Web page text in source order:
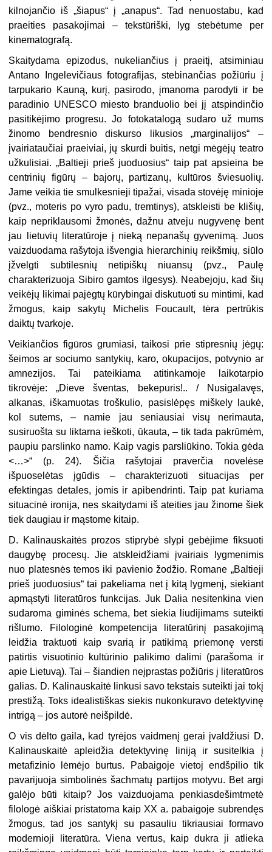
kilnojančio iš „šiapus“ į „anapus“. Tad nenuostabu, kad
praeities pasakojimai – tekstūriški, lyg stebėtume per
kinematografą.
Skaitydama epizodus, nukeliančius į praeitį, atsiminiau
Antano Ingelevičiaus fotografijas, stebinančias požiūriu į
tarpukario Kauną, kurį, pasirodo, įmanoma parodyti ir be
paradinio UNESCO miesto branduolio bei jį atspindinčio
pasitikėjimo progresu. Jo fotokatalogą sudaro už mums
žinomo bendresnio diskurso likusios „marginalijos“ –
įvairiataučiai praeiviai, jų skurdi buitis, netgi mėgėjų teatro
užkulisiai. „Baltieji prieš juoduosius“ taip pat apsieina be
centrinių figūrų – bajorų, partizanų, kultūros šviesuolių.
Jame veikia tie smulkesnieji tipažai, visada stovėję minioje
(pvz., moteris po vyro padu, tremtinys), atskleisti be klišių,
kaip nepriklausomi žmonės, dažnu atveju nugyvenę bent
jau lietuvių literatūroje į nieką nepanašų gyvenimą. Juos
vaizduodama rašytoja išvengia hierarchinių reikšmių, siūlo
įžvelgti subtilesnių netipiškų niuansų (pvz., Paulę
charakterizuoja Sibiro gamtos ilgesys). Neabejoju, kad šių
veikėjų likimai pajėgtų kūrybingai diskutuoti su mintimi, kad
žmogus, kaip sakytų Michelis Foucault, tėra pertrūkis
daiktų tvarkoje.
Veikiančios figūros grumiasi, taikosi prie stipresnių jėgų:
šeimos ar sociumo santykių, karo, okupacijos, potvynio ar
amnezijos. Tai pateikiama atitinkamoje laikotarpio
tikrovėje: „Dieve šventas, bekepuris!.. / Nusigalavęs,
alkanas, iškamuotas troškulio, pasislėpęs miškely laukė,
kol sutems, – namie jau seniausiai visų nerimauta,
susiruošta su liktarna ieškoti, ūkauta, – tik tada pakrūmėm,
paupiu parslinko namo. Kaip vagis parsliūkino. Tokia gėda
<…>“ (p. 24). Šičia rašytojai praverčia novelėse
išpuoselėtas įgūdis – charakterizuoti situacijas per
efektingas detales, jomis ir apibendrinti. Taip pat kuriama
situacinė ironija, nes skaitydami iš ateities jau žinome šiek
tiek daugiau ir mąstome kitaip.
D. Kalinauskaitės prozos stiprybė slypi gebėjime fiksuoti
daugybę procesų. Jie atskleidžiami įvairiais lygmenimis
nuo platesnės temos iki pavienio žodžio. Romane „Baltieji
prieš juoduosius“ tai pakeliama net į kitą lygmenį, siekiant
apmąstyti literatūros funkcijas. Juk Dalia nesitenkina vien
sudaroma giminės schema, bet siekia liudijimams suteikti
rišlumo. Filologinė kompetencija literatūrinį pasakojimą
leidžia traktuoti kaip svarią ir patikimą priemonę versti
patirtis visuotinio kultūrinio palikimo dalimi (parašoma ir
apie Lietuvą). Tai – šiandien neįprastas požiūris į literatūros
galias. D. Kalinauskaitė linkusi savo tekstais suteikti jai tokį
prestižą. Toks idealistiškas siekis nukonkuravo detektyvinę
intrigą – jos autorė neišpildė.
O vis dėlto gaila, kad tyrėjos vaidmenį gerai įvaldžiusi D.
Kalinauskaitė apleidžia detektyvinę liniją ir susitelkia į
metafizinio lėmėjo burtus. Pabaigoje vietoj endšpilio tik
pavarijuoja simbolinės šachmatų partijos motyvu. Bet argi
galėjo būti kitaip? Jos vaizduojama penkiasdešimtmetė
filologė aiškiai pristatoma kaip XX a. pabaigoje subrendęs
žmogus, tad jos santykį su pasauliu tikriausiai formavo
modernioji literatūra. Viena vertus, kaip dukra ji atlieka